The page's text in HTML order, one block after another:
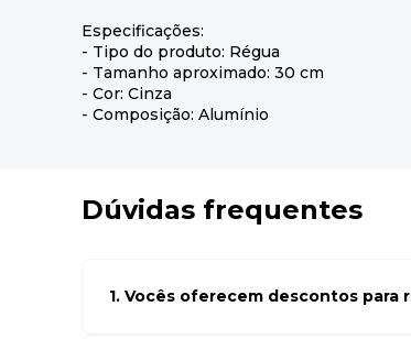
Especificações:
- Tipo do produto: Régua
- Tamanho aproximado: 30 cm
- Cor: Cinza
- Composição: Alumínio
Dúvidas frequentes
1. Vocês oferecem descontos para